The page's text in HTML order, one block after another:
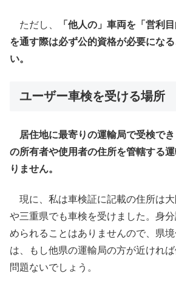
ただし、
「他人の」車両を「営利
を通す際は必ず公的資格が必要にな
い。
ユーザー車検を受ける場所
居住地に最寄りの運輸局で受検で
の所有者や使用者の住所を管轄する
りません。
現に、私は車検証に記載の住所は
や三重県でも車検を受けました。身
められることはありませんので、県
は、もし他県の運輸局の方が近けれ
問題ないでしょう。